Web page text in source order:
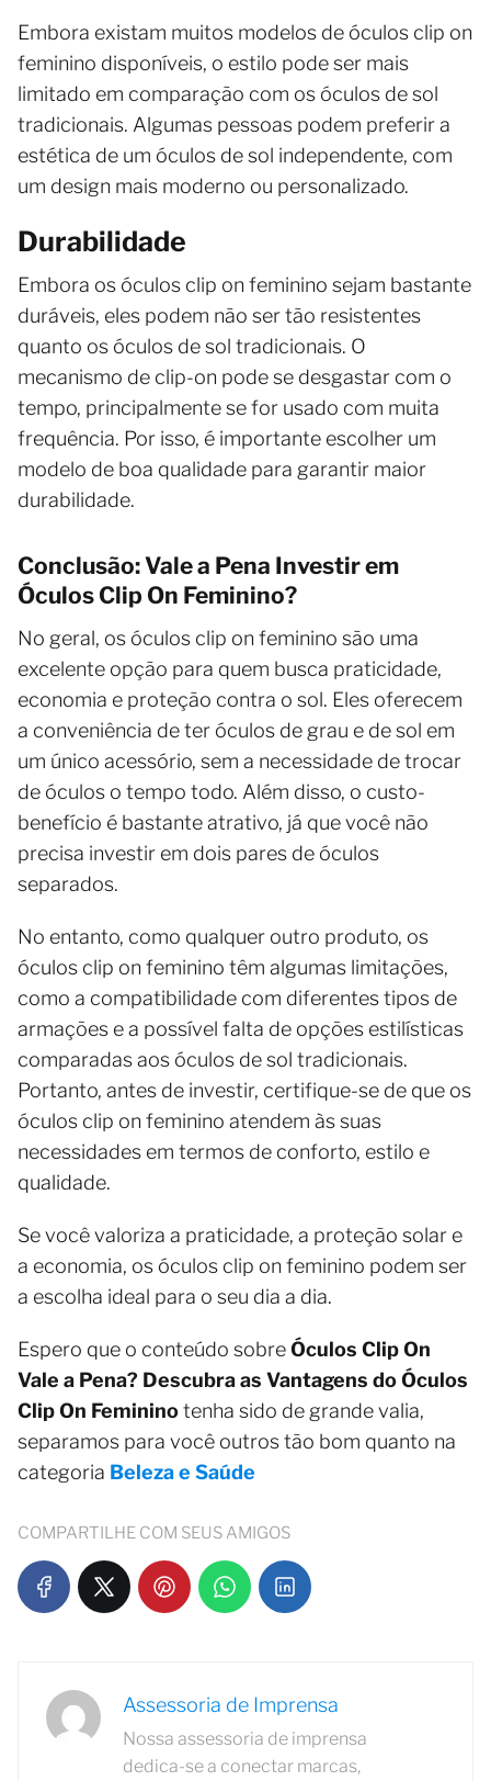
Embora existam muitos modelos de óculos clip on
feminino disponíveis, o estilo pode ser mais
limitado em comparação com os óculos de sol
tradicionais. Algumas pessoas podem preferir a
estética de um óculos de sol independente, com
um design mais moderno ou personalizado.
Durabilidade
Embora os óculos clip on feminino sejam bastante
duráveis, eles podem não ser tão resistentes
quanto os óculos de sol tradicionais. O
mecanismo de clip-on pode se desgastar com o
tempo, principalmente se for usado com muita
frequência. Por isso, é importante escolher um
modelo de boa qualidade para garantir maior
durabilidade.
Conclusão: Vale a Pena Investir em
Óculos Clip On Feminino?
No geral, os óculos clip on feminino são uma
excelente opção para quem busca praticidade,
economia e proteção contra o sol. Eles oferecem
a conveniência de ter óculos de grau e de sol em
um único acessório, sem a necessidade de trocar
de óculos o tempo todo. Além disso, o custo-
benefício é bastante atrativo, já que você não
precisa investir em dois pares de óculos
separados.
No entanto, como qualquer outro produto, os
óculos clip on feminino têm algumas limitações,
como a compatibilidade com diferentes tipos de
armações e a possível falta de opções estilísticas
comparadas aos óculos de sol tradicionais.
Portanto, antes de investir, certifique-se de que os
óculos clip on feminino atendem às suas
necessidades em termos de conforto, estilo e
qualidade.
Se você valoriza a praticidade, a proteção solar e
a economia, os óculos clip on feminino podem ser
a escolha ideal para o seu dia a dia.
Espero que o conteúdo sobreÓculos Clip On
Vale a Pena? Descubra as Vantagens do Óculos
Clip On Femininotenha sido de grande valia,
separamos para você outros tão bom quanto na
categoria Beleza e Saúde
COMPARTILHE COM SEUS AMIGOS
Assessoria de Imprensa
Nossa assessoria de imprensa
dedica-se a conectar marcas,